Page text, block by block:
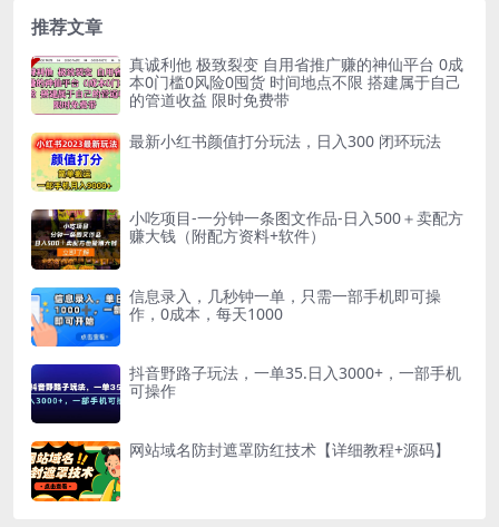
推荐文章
真诚利他 极致裂变 自用省推广赚的神仙平台 0成
本0门槛0风险0囤货 时间地点不限 搭建属于自己
的管道收益 限时免费带
最新小红书颜值打分玩法，日入300 闭环玩法
小吃项目-一分钟一条图文作品-日入500＋卖配方
赚大钱（附配方资料+软件）
信息录入，几秒钟一单，只需一部手机即可操
作，0成本，每天1000
抖音野路子玩法，一单35.日入3000+，一部手机
可操作
网站域名防封遮罩防红技术【详细教程+源码】